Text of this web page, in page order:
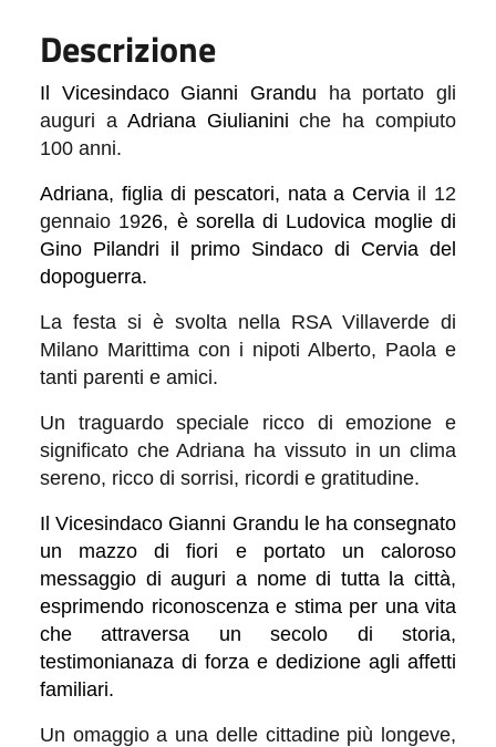
Descrizione
Il Vicesindaco Gianni Grandu ha portato gli
auguri a AdrianaGiulianiniche ha compiuto
100 anni.
Adriana, figlia di pescatori, nata a Cervia il 12
gennaio 1926, è sorella di Ludovica moglie di
Gino Pilandri il primo Sindaco di Cervia del
dopoguerra.
La festa si è svolta nella RSA Villaverde di
Milano Marittima con i nipoti Alberto, Paola e
tanti parenti e amici.
Un traguardo speciale ricco di emozione e
significato che Adriana ha vissuto in un clima
sereno, ricco di sorrisi, ricordi e gratitudine.
Il Vicesindaco Gianni Grandu le ha consegnato
un mazzo di fiori e portato un caloroso
messaggio di auguri a nome di tutta la città,
esprimendo riconoscenza e stima per una vita
che attraversa un secolo di storia,
testimonianaza di forza e dedizione agli affetti
familiari.
Un omaggio a una delle cittadine più longeve,